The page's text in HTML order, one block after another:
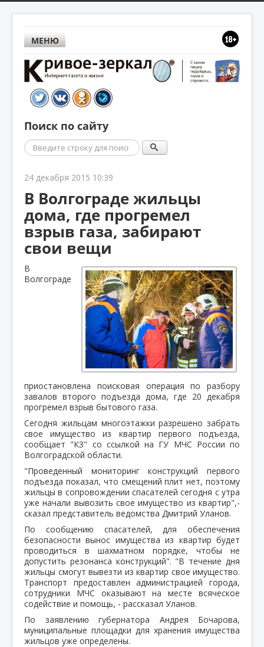
МЕНЮ
Поиск по сайту
Поиск
24 декабря 2015 10:39
В Волгограде жильцы
дома, где прогремел
взрыв газа, забирают
свои вещи
В
Волгограде
приостановлена поисковая операция по разбору
завалов второго подъезда дома, где 20 декабря
прогремел взрыв бытового газа.
Сегодня жильцам многоэтажки разрешено забрать
свое имущество из квартир первого подъезда,
сообщает "КЗ" со ссылкой на ГУ МЧС России по
Волгоградской области.
"Проведенный мониторинг конструкций первого
подъезда показал, что смещений плит нет, поэтому
жильцы в сопровождении спасателей сегодня с утра
уже начали вывозить свое имущество из квартир",-
сказал представитель ведомства Дмитрий Уланов.
По сообщению спасателей, для обеспечения
безопасности вынос имущества из квартир будет
проводиться в шахматном порядке, чтобы не
допустить резонанса конструкций". "В течение дня
жильцы смогут вывезти из квартир свое имущество.
Транспорт предоставлен администрацией города,
сотрудники МЧС оказывают на месте всяческое
содействие и помощь, - рассказал Уланов.
По заявлению губернатора Андрея Бочарова,
муниципальные площадки для хранения имущества
жильцов уже определены.